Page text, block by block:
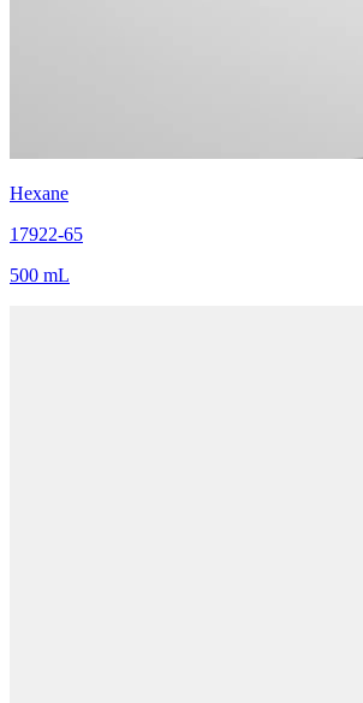
Hexane
17922-65
500 mL